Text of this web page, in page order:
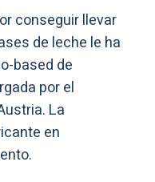
conseguir llevar
de leche le ha
based de
por el
La
en